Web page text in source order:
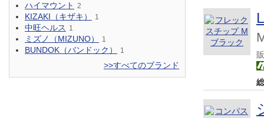
ハイマウント 2
KIZAKI（キザキ） 1
中旺ヘルス 1
ミズノ（MIZUNO） 1
BUNDOK（バンドック） 1
>>すべてのブランド